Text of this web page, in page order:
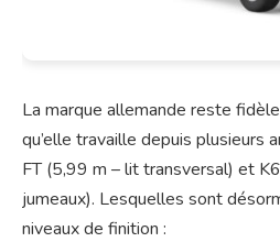
La marque allemande reste
qu’elle travaille depuis plusieurs
FT (5,99 m – lit transversal) et
jumeaux). Lesquelles sont
niveaux de finition :